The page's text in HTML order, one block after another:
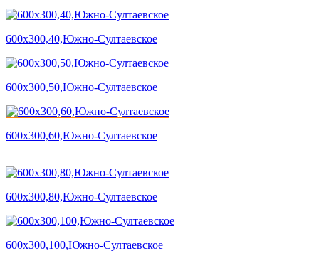
600х300,40,Южно-Султаевское
600х300,50,Южно-Султаевское
600х300,60,Южно-Султаевское
600х300,80,Южно-Султаевское
600х300,100,Южно-Султаевское